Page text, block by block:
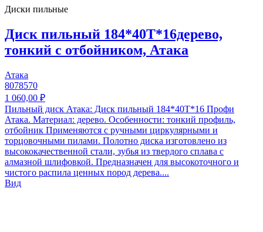
Диски пильные
Диск пильный 184*40T*16дерево,
тонкий с отбойником, Атака
Атака
8078570
1 060,00 ₽
Пильный диск Атака: Диск пильный 184*40T*16 Профи
Атака. Материал: дерево. Особенности: тонкий профиль,
отбойник Применяются с ручными циркулярными и
торцовочными пилами. Полотно диска изготовлено из
высококачественной стали, зубья из твердого сплава с
алмазной шлифовкой. Предназначен для высокоточного и
чистого распила ценных пород дерева....
Вид